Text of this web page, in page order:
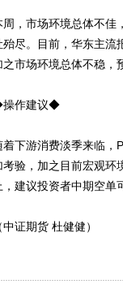
市场环境总体不佳，
殆尽。目前，华东主流
市场环境总体不稳，
建议◆
游消费淡季来临，
考验，加之目前宏观环
建议投资者中期空单
期货 杜健健）